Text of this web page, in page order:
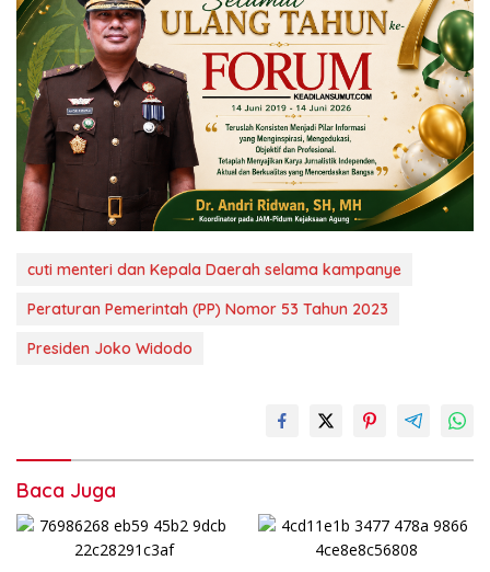
cuti menteri dan Kepala Daerah selama kampanye
Peraturan Pemerintah (PP) Nomor 53 Tahun 2023
Presiden Joko Widodo
Baca Juga